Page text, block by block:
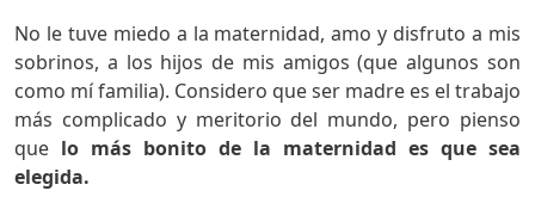
No le tuve miedo a la maternidad, amo y disfruto a mis
sobrinos, a los hijos de mis amigos (que algunos son
como mí familia). Considero que ser madre es el trabajo
más complicado y meritorio del mundo, pero pienso
que lo más bonito de la maternidad es que sea
elegida.